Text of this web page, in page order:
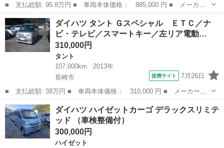
■ 支払総額: 95.8万円 ■ 車両本体価格： 885,000 円 ■ メーカー
名： ダイハツ ■ 車種名： ムーヴキャンバス ■ グレード名：
Ｇメイクアップ ＳＡＩＩ 下取車 メモリーナビ パノラマカメ
ラ 点検記録簿...
長崎 長崎市 ダイハツ
ダイハツ タント Ｇスペシャル ＥＴＣ／ナ
ビ・テレビ／スマートキー／左リア電動…
310,000円
タント
107,000km
2013年
長崎市
提携サイト 7月26日
■ 支払総額: 38万円 ■ 車両本体価格： 310,000 円 ■ メーカー
名： ダイハツ ■ 車種名： タント ■ グレード名： Ｇスペシャ
ル ＥＴＣ／ナビ・テレビ／スマートキー／左リア電動スライドドア
／ＣＤ再生／アル...
長崎 長崎市 タント
ダイハツ ハイゼットカーゴ デラックスリミテ
ッド （車検整備付）
300,000円
ハイゼット